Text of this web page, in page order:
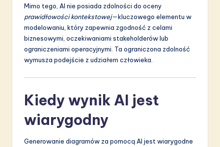
Mimo tego, AI nie posiada zdolności do oceny
prawidłowości kontekstowej—kluczowego elementu w
modelowaniu, który zapewnia zgodność z celami
biznesowymi, oczekiwaniami stakeholderów lub
ograniczeniami operacyjnymi. Ta ograniczona zdolność
wymusza podejście z udziałem człowieka.
Kiedy wynik AI jest
wiarygodny
Generowanie diagramów za pomocą AI jest wiarygodne